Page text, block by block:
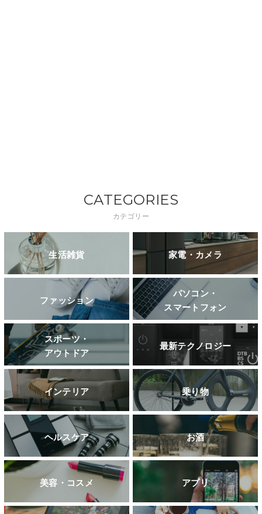
CATEGORIES
カテゴリー
生活雑貨 家電・カメラ
ファッション
パソコン・
スマートフォン
スポーツ・
アウトドア
最新テクノロジー
インテリア 乗り物
ヘルスケア お酒
美容・コスメ アプリ